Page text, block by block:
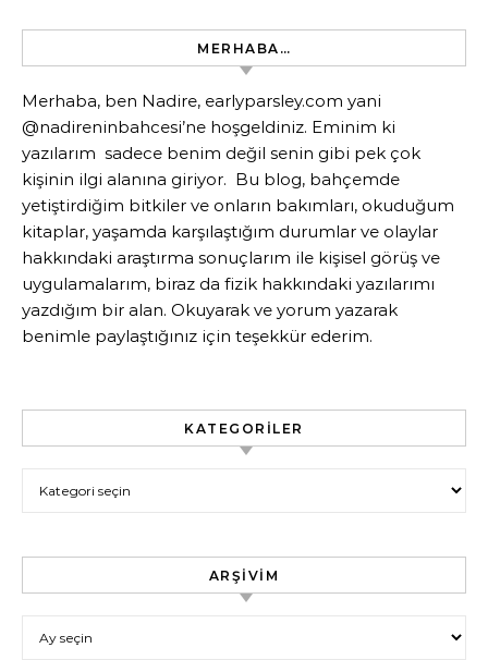
MERHABA…
Merhaba, ben Nadire, earlyparsley.com yani
@nadireninbahcesi’ne hoşgeldiniz. Eminim ki
yazılarım sadece benim değil senin gibi pek çok
kişinin ilgi alanına giriyor. Bu blog, bahçemde
yetiştirdiğim bitkiler ve onların bakımları, okuduğum
kitaplar, yaşamda karşılaştığım durumlar ve olaylar
hakkındaki araştırma sonuçlarım ile kişisel görüş ve
uygulamalarım, biraz da fizik hakkındaki yazılarımı
yazdığım bir alan. Okuyarak ve yorum yazarak
benimle paylaştığınız için teşekkür ederim.
KATEGORILER
ARŞIVIM